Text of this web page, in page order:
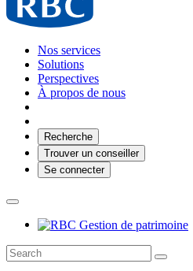
Nos services
Solutions
Perspectives
À propos de nous
Recherche
Trouver un conseiller
Se connecter